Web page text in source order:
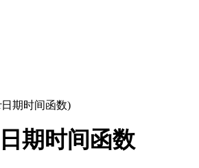
日期时间函数)
期时间函数